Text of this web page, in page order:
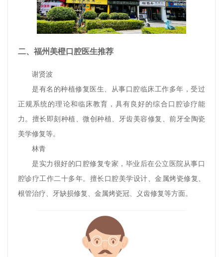
二、福州美橙口腔医生推荐
谢贤波
是有名的种植修复医生、从事口腔临床工作多年，受过
正规系统的理论和临床教育，具有良好的综合口腔诊疗能
力。擅长即刻种植、微创种植、牙齿美容修复、前牙全陶瓷
美学修复等。
林青
是实力很好的口腔修复专家，毕业后在公立医院从事口
腔诊疗工作二十多年。擅长口腔美学设计、金属烤瓷修复、
根管治疗、牙缺损修复、金属烤瓷冠、义齿修复等方面。